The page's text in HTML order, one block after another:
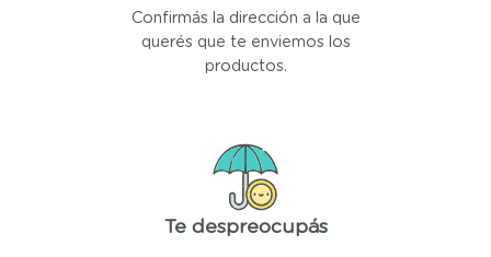
Confirmás la dirección a la que
querés que te enviemos los
productos.
Te despreocupás